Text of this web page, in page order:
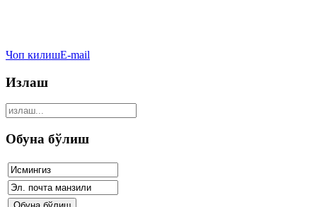
Чоп килишE-mail
Излаш
Обуна бўлиш